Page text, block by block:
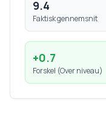
9.4
Faktisk gennemsnit
+0.7
Forskel (Over niveau)